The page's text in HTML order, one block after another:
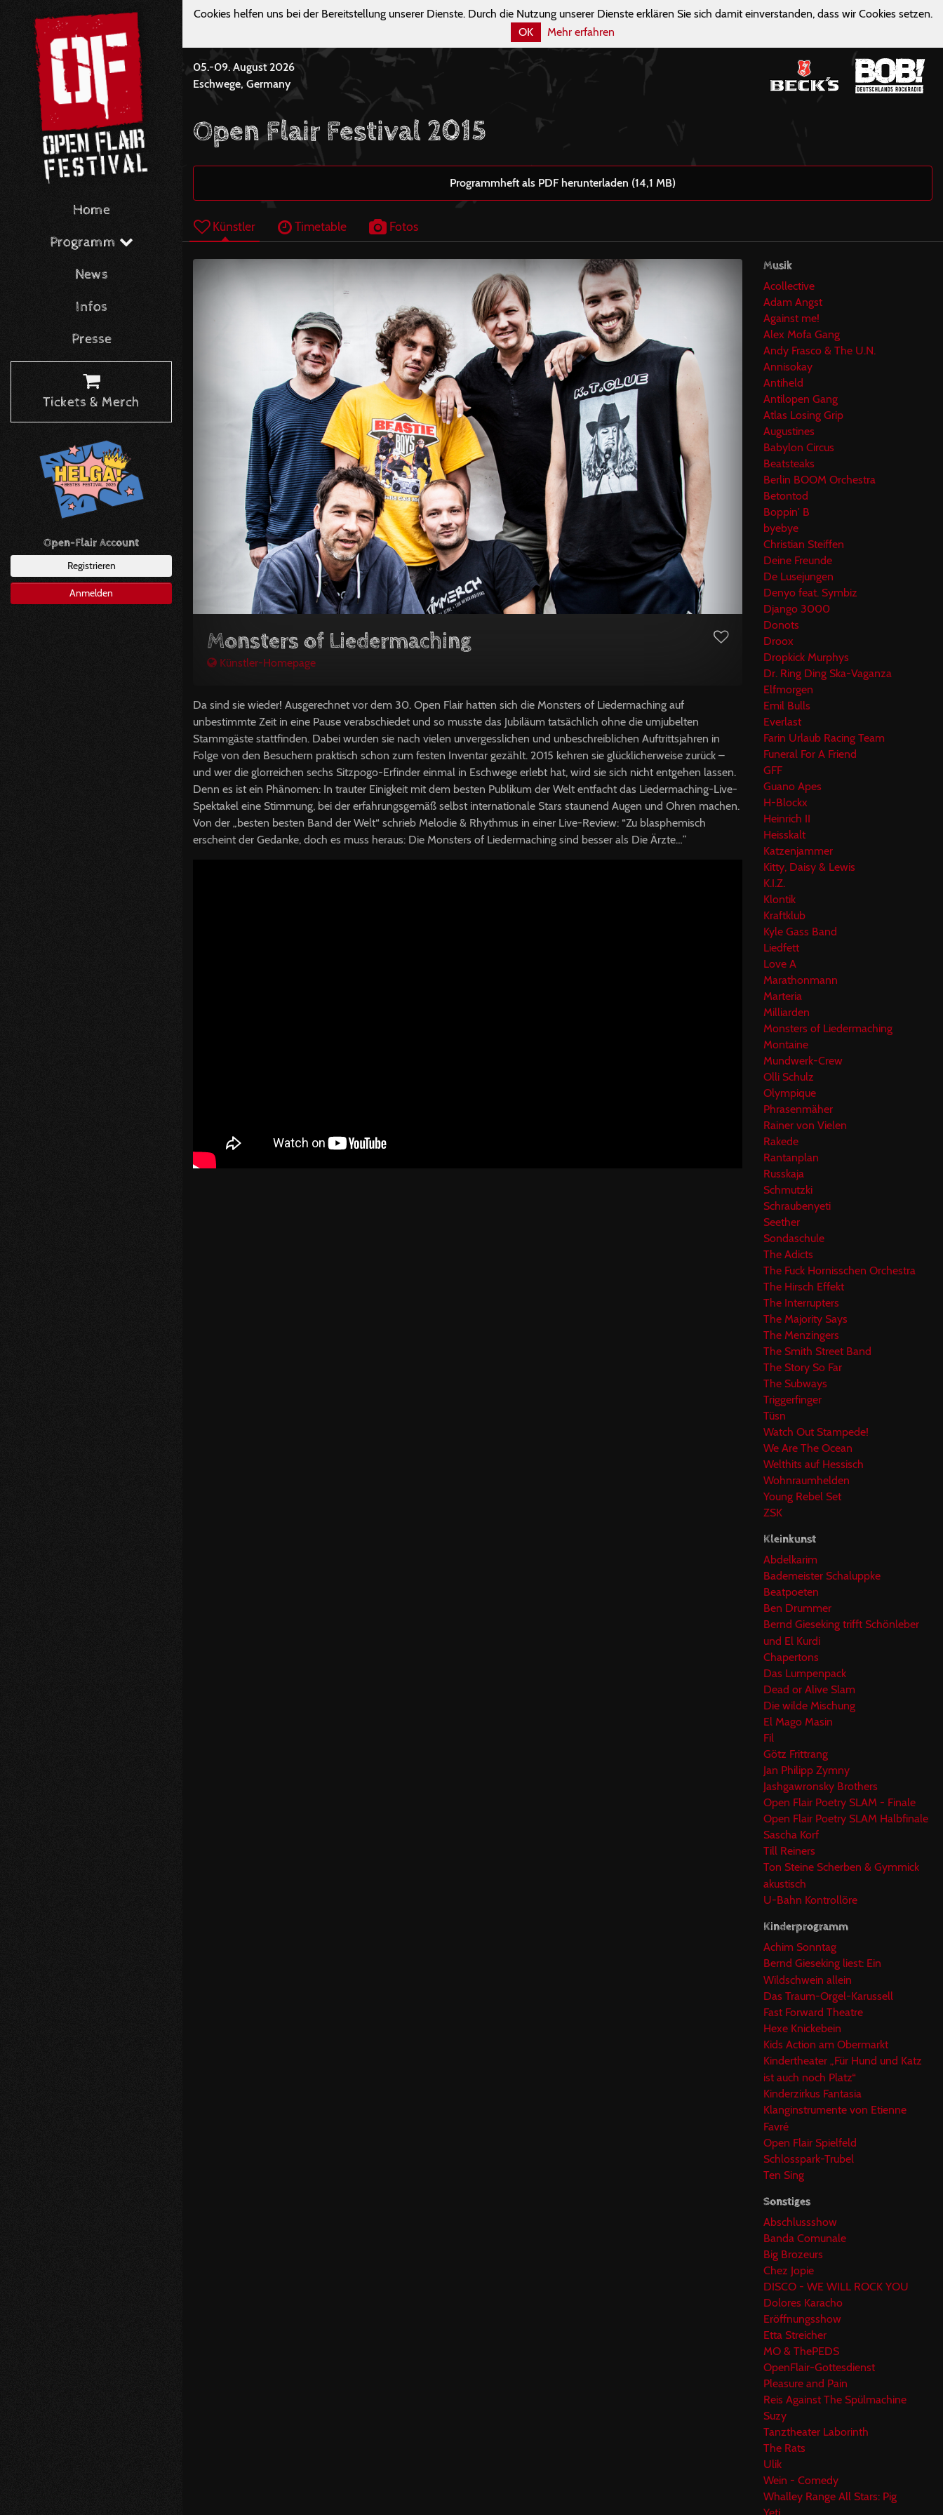
Home
Programm
News
Infos
Presse
Tickets & Merch
Open-Flair Account
Registrieren
Anmelden
Cookies helfen uns bei der Bereitstellung unserer Dienste. Durch die Nutzung unserer Dienste erklären Sie sich damit einverstanden, dass wir Cookies setzen.
OK
Mehr erfahren
05.-09. August 2026
Eschwege, Germany
Open Flair Festival 2015
Programmheft als PDF herunterladen (14,1 MB)
Künstler Timetable Fotos
Monsters of Liedermaching
Künstler-Homepage
Da sind sie wieder! Ausgerechnet vor dem 30. Open Flair hatten sich die Monsters of Liedermaching auf
unbestimmte Zeit in eine Pause verabschiedet und so musste das Jubiläum tatsächlich ohne die umjubelten
Stammgäste stattfinden. Dabei wurden sie nach vielen unvergesslichen und unbeschreiblichen Auftrittsjahren in
Folge von den Besuchern praktisch schon zum festen Inventar gezählt. 2015 kehren sie glücklicherweise zurück –
und wer die glorreichen sechs Sitzpogo-Erfinder einmal in Eschwege erlebt hat, wird sie sich nicht entgehen lassen.
Denn es ist ein Phänomen: In trauter Einigkeit mit dem besten Publikum der Welt entfacht das Liedermaching-Live-
Spektakel eine Stimmung, bei der erfahrungsgemäß selbst internationale Stars staunend Augen und Ohren machen.
Von der „besten besten Band der Welt“ schrieb Melodie & Rhythmus in einer Live-Review: “Zu blasphemisch
erscheint der Gedanke, doch es muss heraus: Die Monsters of Liedermaching sind besser als Die Ärzte…”
Musik
Acollective
Adam Angst
Against me!
Alex Mofa Gang
Andy Frasco & The U.N.
Annisokay
Antiheld
Antilopen Gang
Atlas Losing Grip
Augustines
Babylon Circus
Beatsteaks
Berlin BOOM Orchestra
Betontod
Boppin' B
byebye
Christian Steiffen
Deine Freunde
De Lusejungen
Denyo feat. Symbiz
Django 3000
Donots
Droox
Dropkick Murphys
Dr. Ring Ding Ska-Vaganza
Elfmorgen
Emil Bulls
Everlast
Farin Urlaub Racing Team
Funeral For A Friend
GFF
Guano Apes
H-Blockx
Heinrich II
Heisskalt
Katzenjammer
Kitty, Daisy & Lewis
K.I.Z.
Klontik
Kraftklub
Kyle Gass Band
Liedfett
Love A
Marathonmann
Marteria
Milliarden
Monsters of Liedermaching
Montaine
Mundwerk-Crew
Olli Schulz
Olympique
Phrasenmäher
Rainer von Vielen
Rakede
Rantanplan
Russkaja
Schmutzki
Schraubenyeti
Seether
Sondaschule
The Adicts
The Fuck Hornisschen Orchestra
The Hirsch Effekt
The Interrupters
The Majority Says
The Menzingers
The Smith Street Band
The Story So Far
The Subways
Triggerfinger
Tüsn
Watch Out Stampede!
We Are The Ocean
Welthits auf Hessisch
Wohnraumhelden
Young Rebel Set
ZSK
Kleinkunst
Abdelkarim
Bademeister Schaluppke
Beatpoeten
Ben Drummer
Bernd Gieseking trifft Schönleber
und El Kurdi
Chapertons
Das Lumpenpack
Dead or Alive Slam
Die wilde Mischung
El Mago Masin
Fil
Götz Frittrang
Jan Philipp Zymny
Jashgawronsky Brothers
Open Flair Poetry SLAM - Finale
Open Flair Poetry SLAM Halbfinale
Sascha Korf
Till Reiners
Ton Steine Scherben & Gymmick
akustisch
U-Bahn Kontrollöre
Kinderprogramm
Achim Sonntag
Bernd Gieseking liest: Ein
Wildschwein allein
Das Traum-Orgel-Karussell
Fast Forward Theatre
Hexe Knickebein
Kids Action am Obermarkt
Kindertheater „Für Hund und Katz
ist auch noch Platz“
Kinderzirkus Fantasia
Klanginstrumente von Etienne
Favré
Open Flair Spielfeld
Schlosspark-Trubel
Ten Sing
Sonstiges
Abschlussshow
Banda Comunale
Big Brozeurs
Chez Jopie
DISCO - WE WILL ROCK YOU
Dolores Karacho
Eröffnungsshow
Etta Streicher
MO & ThePEDS
OpenFlair-Gottesdienst
Pleasure and Pain
Reis Against The Spülmachine
Suzy
Tanztheater Laborinth
The Rats
Ulik
Wein - Comedy
Whalley Range All Stars: Pig